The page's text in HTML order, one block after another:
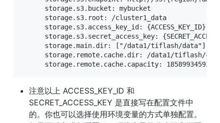
storage.s3.bucket: mybucket
storage.s3.root: /cluster1_data
storage.s3.access_key_id: {ACCESS_KEY_ID}
storage.s3.secret_access_key:
storage.main.dir: ["/data1/tiflash/data"]
storage.remote.cache.dir: /data1/tiflash/
storage.remote.cache.capacity:
注意以上 ACCESS_KEY_ID 和
SECRET_ACCESS_KEY 是直接写在配置文件中
的。你也可以选择使用环境变量的方式单独配置。